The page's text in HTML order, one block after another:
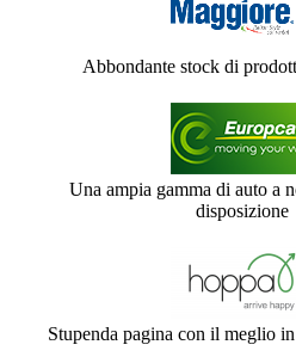
Abbondante stock di
Una ampia gamma di auto a
disposizione
Stupenda pagina con il meglio